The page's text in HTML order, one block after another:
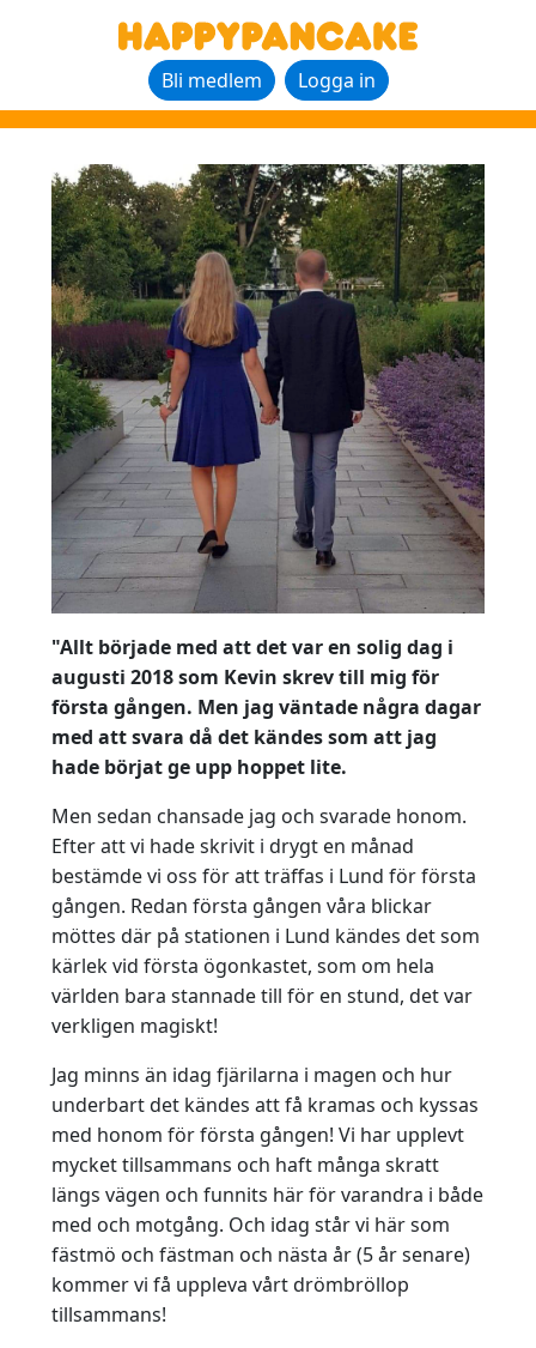
Bli medlem Logga in
"Allt började med att det var en solig dag i
augusti 2018 som Kevin skrev till mig för
första gången. Men jag väntade några dagar
med att svara då det kändes som att jag
hade börjat ge upp hoppet lite.
Men sedan chansade jag och svarade honom.
Efter att vi hade skrivit i drygt en månad
bestämde vi oss för att träffas i Lund för första
gången. Redan första gången våra blickar
möttes där på stationen i Lund kändes det som
kärlek vid första ögonkastet, som om hela
världen bara stannade till för en stund, det var
verkligen magiskt!
Jag minns än idag fjärilarna i magen och hur
underbart det kändes att få kramas och kyssas
med honom för första gången! Vi har upplevt
mycket tillsammans och haft många skratt
längs vägen och funnits här för varandra i både
med och motgång. Och idag står vi här som
fästmö och fästman och nästa år (5 år senare)
kommer vi få uppleva vårt drömbröllop
tillsammans!